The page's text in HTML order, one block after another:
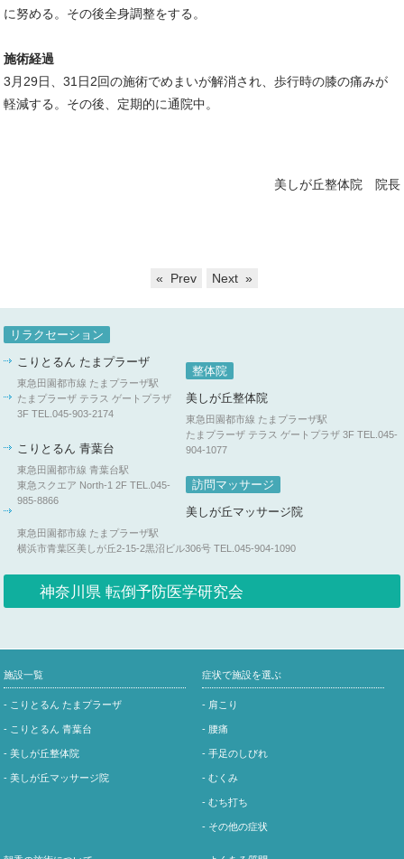
に努める。その後全身調整をする。
施術経過
3月29日、31日2回の施術でめまいが解消され、歩行時の膝の痛みが
軽減する。その後、定期的に通院中。
美しが丘整体院 院長
« Prev Next »
リラクセーション
こりとるん たまプラーザ
東急田園都市線 たまプラーザ駅
たまプラーザ テラス ゲートプラザ
3FTEL.045-903-2174
こりとるん 青葉台
東急田園都市線 青葉台駅
東急スクエア North-1 2FTEL.045-
985-8866
整体院
美しが丘整体院
東急田園都市線 たまプラーザ駅
たまプラーザ テラス ゲートプラザ 3F TEL.045-
904-1077
訪問マッサージ
美しが丘マッサージ院
東急田園都市線 たまプラーザ駅
横浜市青葉区美しが丘2-15-2黒沼ビル306号 TEL.045-904-1090
神奈川県 転倒予防医学研究会
施設一覧
- こりとるん たまプラーザ
- こりとるん 青葉台
- 美しが丘整体院
- 美しが丘マッサージ院
症状で施設を選ぶ
- 肩こり
- 腰痛
- 手足のしびれ
- むくみ
- むち打ち
- その他の症状